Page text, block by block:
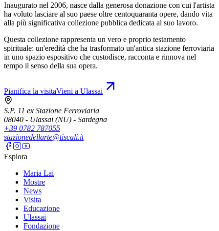
Inaugurato nel 2006, nasce dalla generosa donazione con cui l'artista
ha voluto lasciare al suo paese oltre centoquaranta opere, dando vita
alla più significativa collezione pubblica dedicata al suo lavoro.
Questa collezione rappresenta un vero e proprio testamento
spirituale: un'eredità che ha trasformato un'antica stazione ferroviaria
in uno spazio espositivo che custodisce, racconta e rinnova nel
tempo il senso della sua opera.
Pianifica la visitaVieni a Ulassai
S.P. 11 ex Stazione Ferroviaria
08040 - Ulassai (NU) - Sardegna
+39 0782 787055
stazionedellarte@tiscali.it
Esplora
Maria Lai
Mostre
News
Visita
Educazione
Ulassai
Fondazione